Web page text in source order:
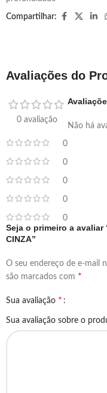
Compartilhar:
Avaliações do
0 avaliação
0
0
0
0
0
Não há
Seja o primeiro a avaliar
CINZA”
O seu endereço de e-mail
são marcados com *
Sua avaliação *
Sua avaliação sobre o